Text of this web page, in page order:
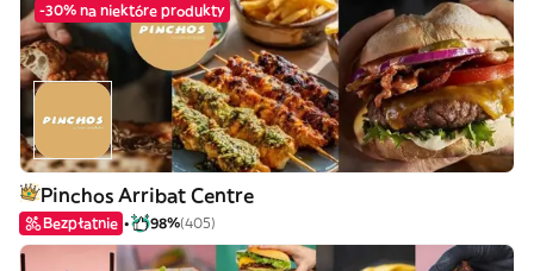
-30% na niektóre produkty
Pinchos Arribat Centre
Bezpłatnie 98%(405)